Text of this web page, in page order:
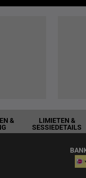
&
LIMIETEN &
SESSIEDETAILS